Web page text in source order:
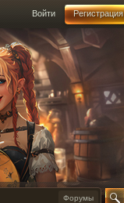
Войти Регистрация
Форумы